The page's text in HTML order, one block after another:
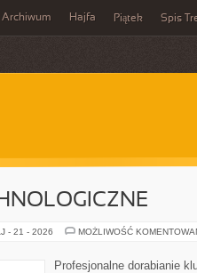
Archiwum Hajfa Piątek Spis
- 21 - 2026 MOŻLIWOŚĆ
Profesjonalne dorabianie